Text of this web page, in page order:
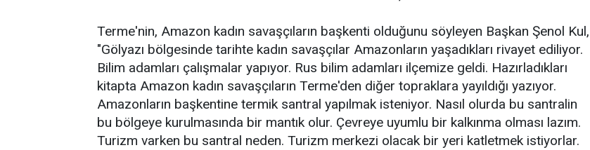
Terme'nin, Amazon kadın savaşçıların başkenti olduğunu söyleyen Başkan Şenol Kul,
"Gölyazı bölgesinde tarihte kadın savaşçılar Amazonların yaşadıkları rivayet ediliyor.
Bilim adamları çalışmalar yapıyor. Rus bilim adamları ilçemize geldi. Hazırladıkları
kitapta Amazon kadın savaşçıların Terme'den diğer topraklara yayıldığı yazıyor.
Amazonların başkentine termik santral yapılmak isteniyor. Nasıl olurda bu santralin
bu bölgeye kurulmasında bir mantık olur. Çevreye uyumlu bir kalkınma olması lazım.
Turizm varken bu santral neden. Turizm merkezi olacak bir yeri katletmek istiyorlar.